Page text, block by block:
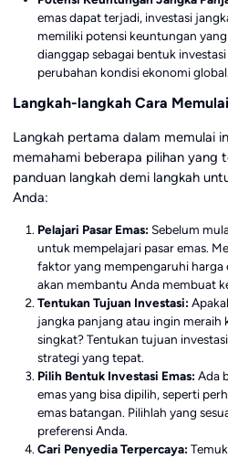
emas dapat terjadi, investasi
memiliki potensi keuntungan
dianggap sebagai bentuk
perubahan kondisi ekonomi global.
Langkah-langkah Cara
Langkah pertama dalam memulai
memahami beberapa pilihan yang
panduan langkah demi langkah
Anda:
Pelajari Pasar Emas: Sebelum
untuk mempelajari pasar emas.
faktor yang mempengaruhi harga
akan membantu Anda membuat
Tentukan Tujuan Investasi:
jangka panjang atau ingin meraih
singkat? Tentukan tujuan
strategi yang tepat.
Pilih Bentuk Investasi Emas: Ada
emas yang bisa dipilih, seperti
emas batangan. Pilihlah yang
preferensi Anda.
Cari Penyedia Terpercaya: